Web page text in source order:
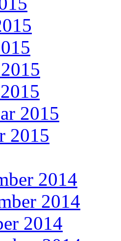
2015
2015
2014
2014
2014